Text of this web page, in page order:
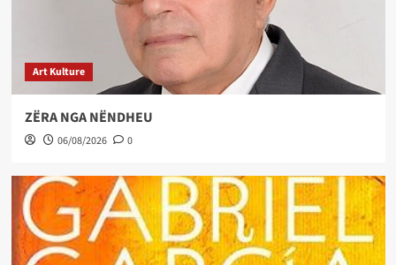
Art Kulture
ZËRA NGA NËNDHEU
06/08/2026 0